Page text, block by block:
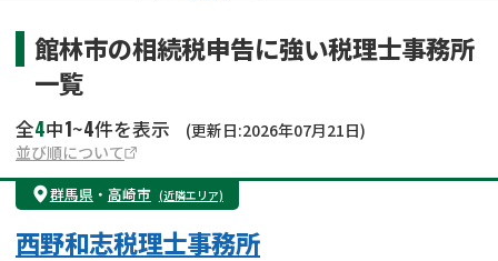
館林市の相続税申告に強い税理士事務所
一覧
全4中1~4件を表示
(更新日:2026年07月21日)
並び順について
群馬県 ・ 高崎市 (近隣エリア)
西野和志税理士事務所